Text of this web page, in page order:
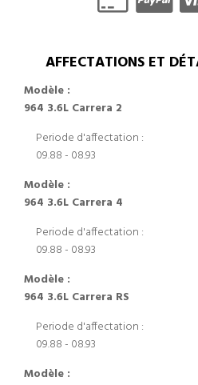
AFFECTATIONS ET
Modèle :
964 3.6L Carrera 2
Periode d'affectation :
09.88 - 08.93
Modèle :
964 3.6L Carrera 4
Periode d'affectation :
09.88 - 08.93
Modèle :
964 3.6L Carrera RS
Periode d'affectation :
09.88 - 08.93
Modèle :